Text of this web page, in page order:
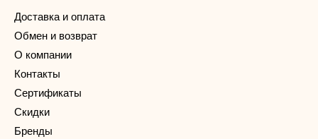
Доставка и оплата
Обмен и возврат
О компании
Контакты
Сертификаты
Скидки
Бренды